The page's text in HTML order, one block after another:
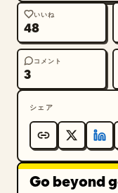
て描写すること。
写真表現。
アニメキャラクタ
セル画風にしない。
いいね
48
コメント
3
シェア
Go beyond